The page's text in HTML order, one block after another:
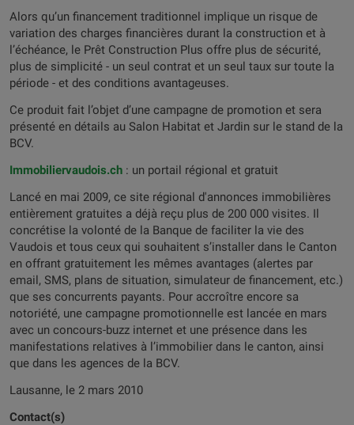
Alors qu’un financement traditionnel implique un risque de
variation des charges financières durant la construction et à
l’échéance, le Prêt Construction Plus offre plus de sécurité,
plus de simplicité - un seul contrat et un seul taux sur toute la
période - et des conditions avantageuses.
Ce produit fait l’objet d’une campagne de promotion et sera
présenté en détails au Salon Habitat et Jardin sur le stand de la
BCV.
Immobiliervaudois.ch : un portail régional et gratuit
Lancé en mai 2009, ce site régional d'annonces immobilières
entièrement gratuites a déjà reçu plus de 200 000 visites. Il
concrétise la volonté de la Banque de faciliter la vie des
Vaudois et tous ceux qui souhaitent s’installer dans le Canton
en offrant gratuitement les mêmes avantages (alertes par
email, SMS, plans de situation, simulateur de financement, etc.)
que ses concurrents payants. Pour accroître encore sa
notoriété, une campagne promotionnelle est lancée en mars
avec un concours-buzz internet et une présence dans les
manifestations relatives à l’immobilier dans le canton, ainsi
que dans les agences de la BCV.
Lausanne, le 2 mars 2010
Contact(s)